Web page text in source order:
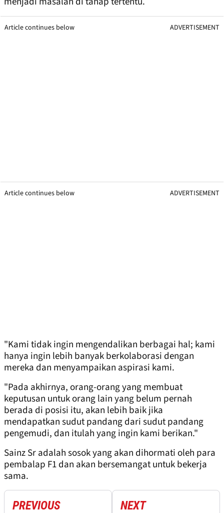
Article continues below ADVERTISEMENT
Article continues below ADVERTISEMENT
"Kami tidak ingin mengendalikan berbagai hal; kami
hanya ingin lebih banyak berkolaborasi dengan
mereka dan menyampaikan aspirasi kami.
"Pada akhirnya, orang-orang yang membuat
keputusan untuk orang lain yang belum pernah
berada di posisi itu, akan lebih baik jika
mendapatkan sudut pandang dari sudut pandang
pengemudi, dan itulah yang ingin kami berikan."
Sainz Sr adalah sosok yang akan dihormati oleh para
pembalap F1 dan akan bersemangat untuk bekerja
sama.
PREVIOUS NEXT